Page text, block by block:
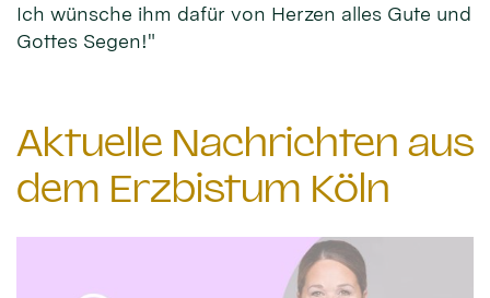
Ich wünsche ihm dafür von Herzen alles Gute und
Gottes Segen!"
Aktuelle Nachrichten aus
dem Erzbistum Köln